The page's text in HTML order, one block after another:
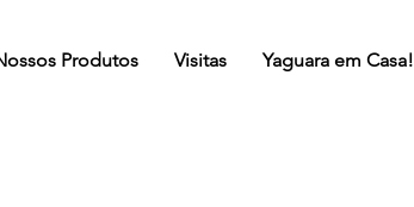
Produtos Visitas Yaguara em Casa!